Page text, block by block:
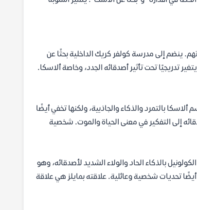
ينضم إلى مدرسة كولفر كريك الداخلية بحثًا عن
تدريجيًا تحت تأثير أصدقائه الجدد، وخاصة ألاسكا.
بالتمرد والذكاء والجاذبية، ولكنها تخفي أيضًا
إلى التفكير في معنى الحياة والموت. شخصية
بالذكاء الحاد والولاء الشديد لأصدقائه، وهو
تحديات شخصية وعائلية. علاقته بمايلز هي علاقة